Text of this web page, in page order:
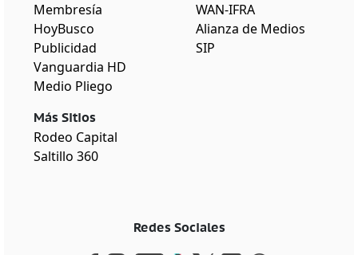
Membresía
HoyBusco
Publicidad
Vanguardia HD
Medio Pliego
Más Sitios
Rodeo Capital
Saltillo 360
WAN-IFRA
Alianza de Medios
SIP
Redes Sociales